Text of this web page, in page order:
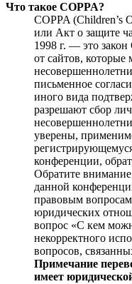
Что такое COPPA?
COPPA (Children’s
или Акт о защите
1998 г. — это
от сайтов,
письменное
иного вида
разрешают сбор
уверены,
конференции,
Обратите
данной
правовым
юридических
вопрос «С кем
некорректного
вопросов,
Примечание
имеет